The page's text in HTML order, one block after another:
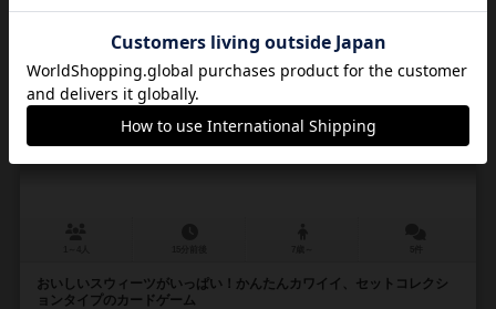
No.16
スウィーツ！
Sweets!
おいしいスウィーツがいっぱい！かんたんカワイイ、セットコレクシ
ョンタイプのカードゲーム